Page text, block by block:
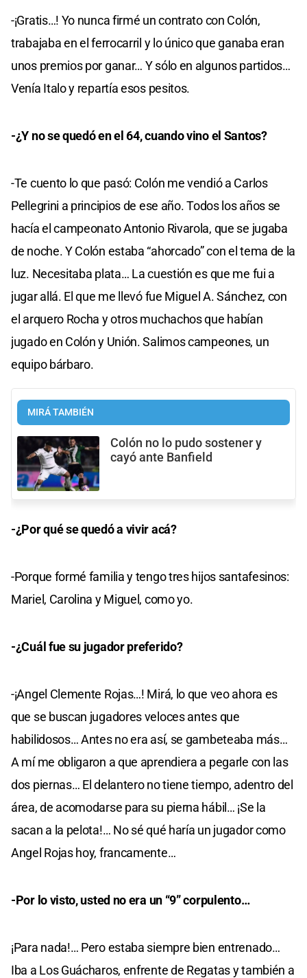
-¡Gratis…! Yo nunca firmé un contrato con Colón,
trabajaba en el ferrocarril y lo único que ganaba eran
unos premios por ganar… Y sólo en algunos partidos…
Venía Italo y repartía esos pesitos.
-¿Y no se quedó en el 64, cuando vino el Santos?
-Te cuento lo que pasó: Colón me vendió a Carlos
Pellegrini a principios de ese año. Todos los años se
hacía el campeonato Antonio Rivarola, que se jugaba
de noche. Y Colón estaba “ahorcado” con el tema de la
luz. Necesitaba plata… La cuestión es que me fui a
jugar allá. El que me llevó fue Miguel A. Sánchez, con
el arquero Rocha y otros muchachos que habían
jugado en Colón y Unión. Salimos campeones, un
equipo bárbaro.
MIRÁ TAMBIÉN
Colón no lo pudo sostener y
cayó ante Banfield
-¿Por qué se quedó a vivir acá?
-Porque formé familia y tengo tres hijos santafesinos:
Mariel, Carolina y Miguel, como yo.
-¿Cuál fue su jugador preferido?
-¡Angel Clemente Rojas…! Mirá, lo que veo ahora es
que se buscan jugadores veloces antes que
habilidosos… Antes no era así, se gambeteaba más…
A mí me obligaron a que aprendiera a pegarle con las
dos piernas… El delantero no tiene tiempo, adentro del
área, de acomodarse para su pierna hábil… ¡Se la
sacan a la pelota!… No sé qué haría un jugador como
Angel Rojas hoy, francamente…
-Por lo visto, usted no era un “9” corpulento…
¡Para nada!… Pero estaba siempre bien entrenado…
Iba a Los Guácharos, enfrente de Regatas y también a